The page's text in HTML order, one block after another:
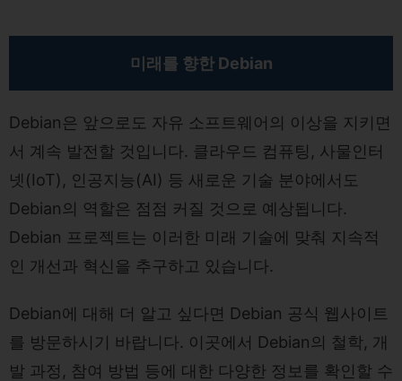
미래를 향한 Debian
Debian은 앞으로도 자유 소프트웨어의 이상을 지키면
서 계속 발전할 것입니다. 클라우드 컴퓨팅, 사물인터
넷(IoT), 인공지능(AI) 등 새로운 기술 분야에서도
Debian의 역할은 점점 커질 것으로 예상됩니다.
Debian 프로젝트는 이러한 미래 기술에 맞춰 지속적
인 개선과 혁신을 추구하고 있습니다.
Debian에 대해 더 알고 싶다면 Debian 공식 웹사이트
를 방문하시기 바랍니다. 이곳에서 Debian의 철학, 개
발 과정, 참여 방법 등에 대한 다양한 정보를 확인할 수